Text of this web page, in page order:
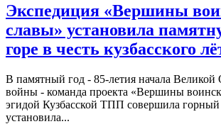
Экспедиция «Вершины
славы» установила
горе в честь кузбасского
В памятный год - 85-летия начала Великой
войны - команда проекта «Вершины
эгидой Кузбасской ТПП совершила горный
установила...